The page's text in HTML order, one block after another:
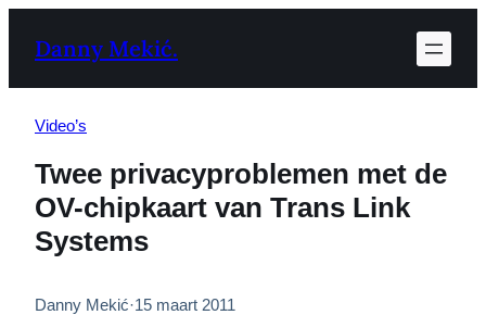
naarDanny Mekić.
Video’s
Twee privacyproblemen met de
OV-chipkaart van Trans Link
Systems
Danny Mekić·15 maart 2011